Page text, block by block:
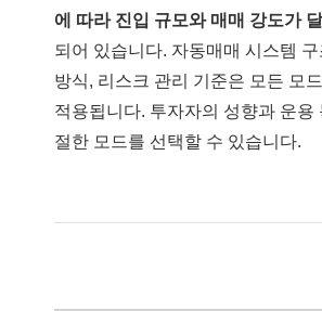
에 따라 진입 규모와 매매 강도가
되어 있습니다. 자동매매 시스템
방식, 리스크 관리 기준은 모든 모
적용됩니다. 투자자의 성향과 운용
절한 모드를 선택할 수 있습니다.